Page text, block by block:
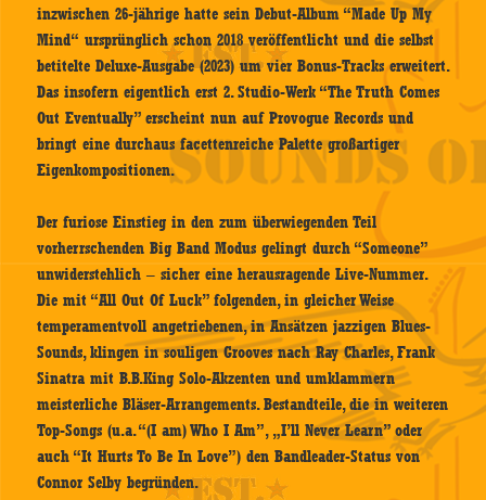
inzwischen 26-jährige hatte sein Debut-Album “Made Up My
Mind“ ursprünglich schon 2018 veröffentlicht und die selbst
betitelte Deluxe-Ausgabe (2023) um vier Bonus-Tracks erweitert.
Das insofern eigentlich erst 2. Studio-Werk “The Truth Comes
Out Eventually” erscheint nun auf Provogue Records und
bringt eine durchaus facettenreiche Palette großartiger
Eigenkompositionen.
Der furiose Einstieg in den zum überwiegenden Teil
vorherrschenden Big Band Modus gelingt durch “Someone”
unwiderstehlich – sicher eine herausragende Live-Nummer.
Die mit “All Out Of Luck” folgenden, in gleicher Weise
temperamentvoll angetriebenen, in Ansätzen jazzigen Blues-
Sounds, klingen in souligen Grooves nach Ray Charles, Frank
Sinatra mit B.B.King Solo-Akzenten und umklammern
meisterliche Bläser-Arrangements. Bestandteile, die in weiteren
Top-Songs (u.a. “(I am) Who I Am”, „I’ll Never Learn” oder
auch “It Hurts To Be In Love”) den Bandleader-Status von
Connor Selby begründen.